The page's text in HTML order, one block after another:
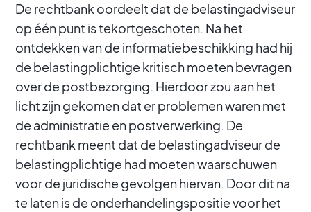
De rechtbank oordeelt dat de belastingadviseur
op één punt is tekortgeschoten. Na het
ontdekken van de informatiebeschikking had hij
de belastingplichtige kritisch moeten bevragen
over de postbezorging. Hierdoor zou aan het
licht zijn gekomen dat er problemen waren met
de administratie en postverwerking. De
rechtbank meent dat de belastingadviseur de
belastingplichtige had moeten waarschuwen
voor de juridische gevolgen hiervan. Door dit na
te laten is de onderhandelingspositie voor het